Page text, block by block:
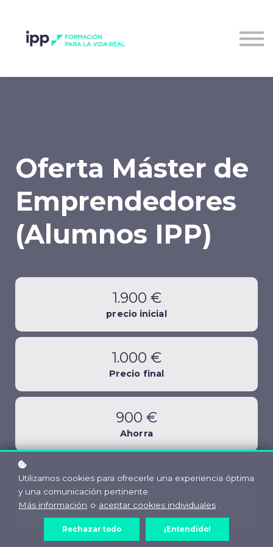
Oferta Máster de
Emprendedores
(Alumnos IPP)
1.900 €
precio inicial
1.000 €
Precio final
900 €
Ahorra
Entrar
Utilizamos cookies para ofrecerle una experiencia óptima
y una comunicación pertinente.
Más información o aceptar cookies individuales
Rechazar todo ¡Entendido!